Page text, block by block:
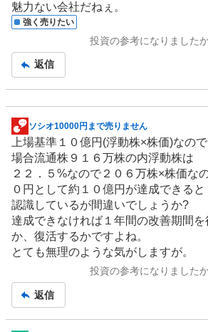
魅力ない会社だねぇ。
強く売りたい
投資の参考になりました
返信
掲
示
板
記
事
ソシオ10000円まで売りません
上場基準１０億円(浮動株×株価)なので
場合流通株９１６万株の内浮動株は
２２．５%なので２０６万株×株価な
０円として約１０億円が達成できると
認識しているが間違いでしょうか?
達成できなければ１年間の改善期間
か、復活するかですよね。
とても無理のような気がしますが。
投資の参考になりました
返信